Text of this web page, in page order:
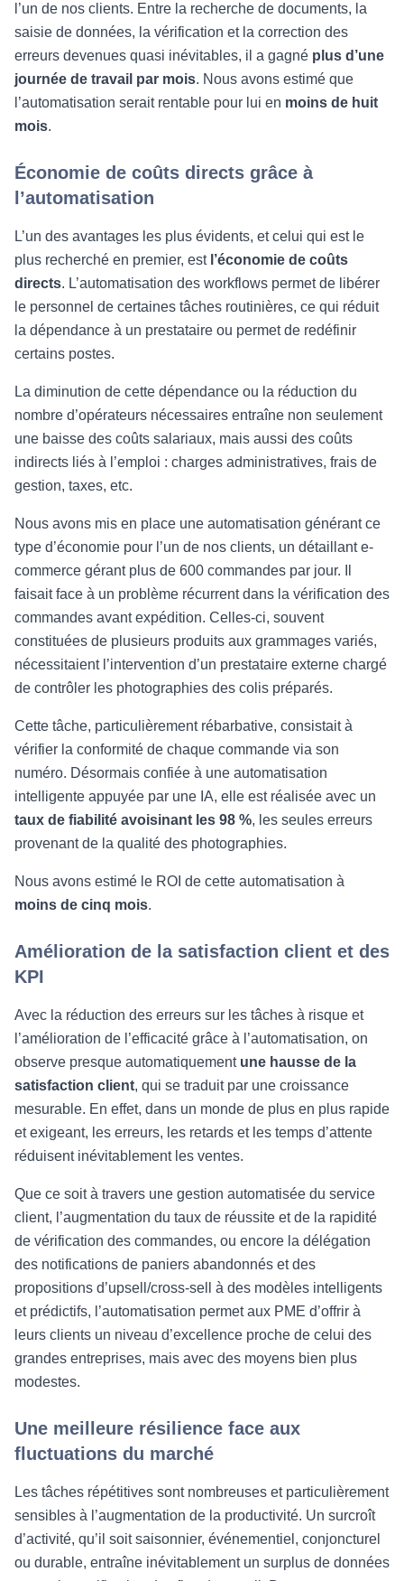
l’un de nos clients. Entre la recherche de documents, la
saisie de données, la vérification et la correction des
erreurs devenues quasi inévitables, il a gagné plus d’une
journée de travail par mois. Nous avons estimé que
l’automatisation serait rentable pour lui en moins de huit
mois.
Économie de coûts directs grâce à
l’automatisation
L’un des avantages les plus évidents, et celui qui est le
plus recherché en premier, est l’économie de coûts
directs. L’automatisation des workflows permet de libérer
le personnel de certaines tâches routinières, ce qui réduit
la dépendance à un prestataire ou permet de redéfinir
certains postes.
La diminution de cette dépendance ou la réduction du
nombre d’opérateurs nécessaires entraîne non seulement
une baisse des coûts salariaux, mais aussi des coûts
indirects liés à l’emploi : charges administratives, frais de
gestion, taxes, etc.
Nous avons mis en place une automatisation générant ce
type d’économie pour l’un de nos clients, un détaillant e-
commerce gérant plus de 600 commandes par jour. Il
faisait face à un problème récurrent dans la vérification des
commandes avant expédition. Celles-ci, souvent
constituées de plusieurs produits aux grammages variés,
nécessitaient l’intervention d’un prestataire externe chargé
de contrôler les photographies des colis préparés.
Cette tâche, particulièrement rébarbative, consistait à
vérifier la conformité de chaque commande via son
numéro. Désormais confiée à une automatisation
intelligente appuyée par une IA, elle est réalisée avec un
taux de fiabilité avoisinant les 98 %, les seules erreurs
provenant de la qualité des photographies.
Nous avons estimé le ROI de cette automatisation à
moins de cinq mois.
Amélioration de la satisfaction client et des
KPI
Avec la réduction des erreurs sur les tâches à risque et
l’amélioration de l’efficacité grâce à l’automatisation, on
observe presque automatiquement une hausse de la
satisfaction client, qui se traduit par une croissance
mesurable. En effet, dans un monde de plus en plus rapide
et exigeant, les erreurs, les retards et les temps d’attente
réduisent inévitablement les ventes.
Que ce soit à travers une gestion automatisée du service
client, l’augmentation du taux de réussite et de la rapidité
de vérification des commandes, ou encore la délégation
des notifications de paniers abandonnés et des
propositions d’upsell/cross-sell à des modèles intelligents
et prédictifs, l’automatisation permet aux PME d’offrir à
leurs clients un niveau d’excellence proche de celui des
grandes entreprises, mais avec des moyens bien plus
modestes.
Une meilleure résilience face aux
fluctuations du marché
Les tâches répétitives sont nombreuses et particulièrement
sensibles à l’augmentation de la productivité. Un surcroît
d’activité, qu’il soit saisonnier, événementiel, conjoncturel
ou durable, entraîne inévitablement un surplus de données